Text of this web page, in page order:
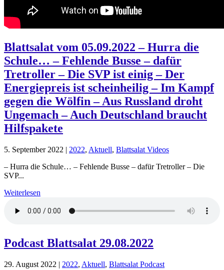
Blattsalat vom 05.09.2022 – Hurra die
Schule… – Fehlende Busse – dafür
Tretroller – Die SVP ist einig – Der
Energiepreis ist scheinheilig – Im Kampf
gegen die Wölfin – Aus Russland droht
Ungemach – Auch Deutschland braucht
Hilfspakete
5. September 2022 | 2022, Aktuell, Blattsalat Videos
– Hurra die Schule… – Fehlende Busse – dafür Tretroller – Die
SVP...
Weiterlesen
Podcast Blattsalat 29.08.2022
29. August 2022 | 2022, Aktuell, Blattsalat Podcast